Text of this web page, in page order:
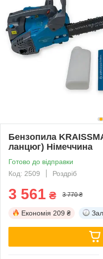
Бензопила
ланцюг) Німеччина
Готово до відправки
Код: 2509
Роздріб
3 561 ₴ 3 770 ₴
Економія 209 ₴